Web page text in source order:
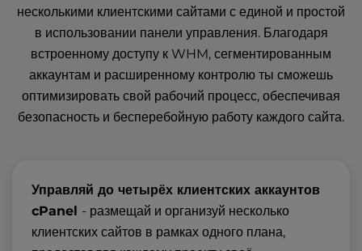
несколькими клиентскими сайтами с единой и простой
в использовании панели управления. Благодаря
встроенному доступу к WHM, сегментированным
аккаунтам и расширенному контролю ты сможешь
оптимизировать свой рабочий процесс, обеспечивая
безопасность и бесперебойную работу каждого сайта.
Управляй до четырёх клиентских аккаунтов
cPanel - размещай и организуй несколько
клиентских сайтов в рамках одного плана,